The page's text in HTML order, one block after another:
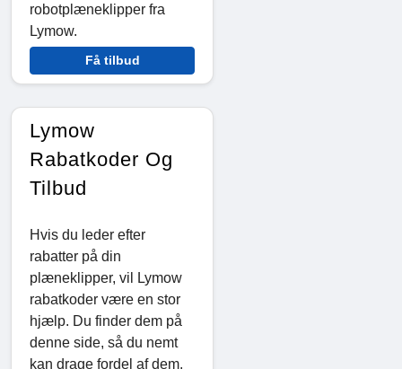
robotplæneklipper fra
Lymow.
Få tilbud
Lymow
Rabatkoder Og
Tilbud
Hvis du leder efter
rabatter på din
plæneklipper, vil Lymow
rabatkoder være en stor
hjælp. Du finder dem på
denne side, så du nemt
kan drage fordel af dem.